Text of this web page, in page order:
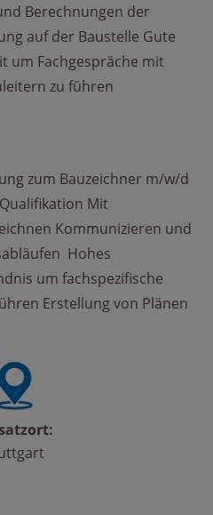
Berechnungen der
auf der Baustelle Gute
um Fachgespräche mit
zu führen
zum Bauzeichner m/w/d
Mit
Kommunizieren und
Hohes
um fachspezifische
Erstellung von Plänen